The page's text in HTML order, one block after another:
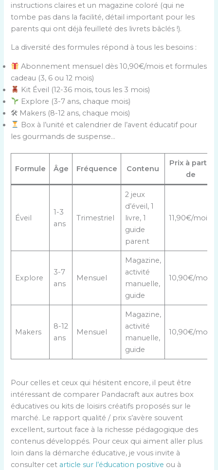
instructions claires et un magazine coloré (qui ne
tombe pas dans la facilité, détail important pour les
parents qui ont déjà feuilleté des livrets bâclés !).
La diversité des formules répond à tous les besoins :
Abonnement mensuel dès 10,90€/mois et formules
cadeau (3, 6 ou 12 mois)
Kit Éveil (12-36 mois, tous les 3 mois)
Explore (3-7 ans, chaque mois)
🛠 Makers (8-12 ans, chaque mois)
Box à l’unité et calendrier de l’avent éducatif pour
les gourmands de suspense…
Formule Âge Fréquence Contenu
Prix à partir
de
Éveil
1-3
ans
Trimestriel
2 jeux
d’éveil, 1
livre, 1
guide
parent
11,90€/mois
Explore
3-7
ans
Mensuel
Magazine,
activité
manuelle,
guide
10,90€/mois
Makers
8-12
ans
Mensuel
Magazine,
activité
manuelle,
guide
10,90€/mois
Pour celles et ceux qui hésitent encore, il peut être
intéressant de comparer Pandacraft aux autres box
éducatives ou kits de loisirs créatifs proposés sur le
marché. Le rapport qualité / prix s’avère souvent
excellent, surtout face à la richesse pédagogique des
contenus développés. Pour ceux qui aiment aller plus
loin dans la démarche éducative, je vous invite à
consulter cet article sur l’éducation positive ou à